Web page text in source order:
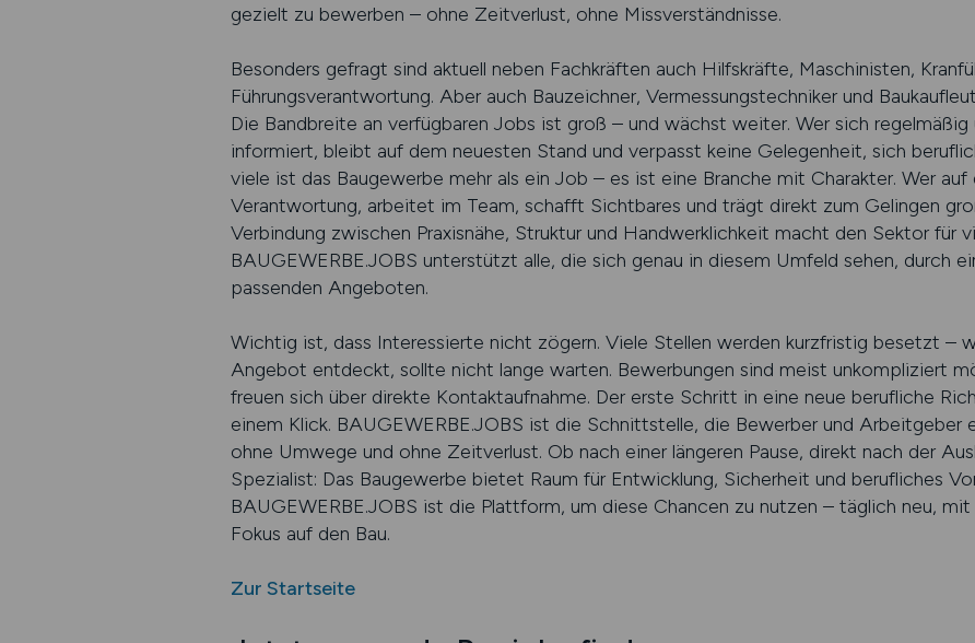
gezielt zu bewerben – ohne Zeitverlust, ohne Missverständnisse.
Besonders gefragt sind aktuell neben Fachkräften auch Hilfskräfte, Maschinisten,
Führungsverantwortung. Aber auch Bauzeichner, Vermessungstechniker und
Die Bandbreite an verfügbaren Jobs ist groß – und wächst weiter. Wer sich regelmäßig
informiert, bleibt auf dem neuesten Stand und verpasst keine Gelegenheit, sich
viele ist das Baugewerbe mehr als ein Job – es ist eine Branche mit Charakter. Wer
Verantwortung, arbeitet im Team, schafft Sichtbares und trägt direkt zum Gelingen
Verbindung zwischen Praxisnähe, Struktur und Handwerklichkeit macht den Sektor für
BAUGEWERBE.JOBS unterstützt alle, die sich genau in diesem Umfeld sehen, durch
passenden Angeboten.
Wichtig ist, dass Interessierte nicht zögern. Viele Stellen werden kurzfristig besetzt –
Angebot entdeckt, sollte nicht lange warten. Bewerbungen sind meist unkompliziert
freuen sich über direkte Kontaktaufnahme. Der erste Schritt in eine neue berufliche
einem Klick. BAUGEWERBE.JOBS ist die Schnittstelle, die Bewerber und
ohne Umwege und ohne Zeitverlust. Ob nach einer längeren Pause, direkt nach der
Spezialist: Das Baugewerbe bietet Raum für Entwicklung, Sicherheit und berufliches
BAUGEWERBE.JOBS ist die Plattform, um diese Chancen zu nutzen – täglich neu,
Fokus auf den Bau.
Zur Startseite